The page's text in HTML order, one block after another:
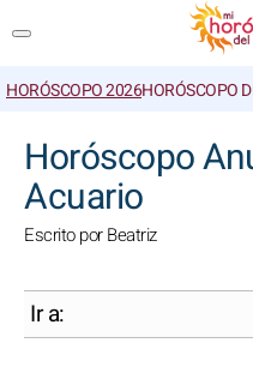
HORÓSCOPO 2026HORÓSCOPO
Horóscopo
Acuario
Escrito por Beatriz
Ir a: